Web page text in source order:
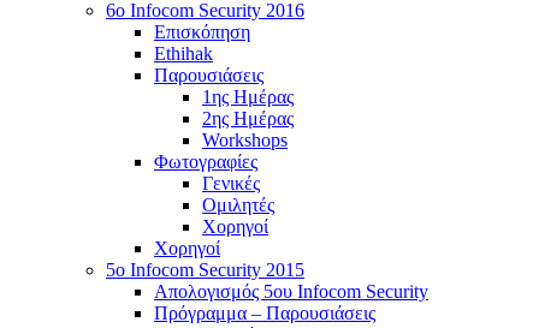
6o Infocom Security 2016
Επισκόπηση
Ethihak
Παρουσιάσεις
1ης Ημέρας
2ης Ημέρας
Workshops
Φωτογραφίες
Γενικές
Ομιλητές
Χορηγοί
Χορηγοί
5o Infocom Security 2015
Απολογισμός 5ου Infocom Security
Πρόγραμμα – Παρουσιάσεις